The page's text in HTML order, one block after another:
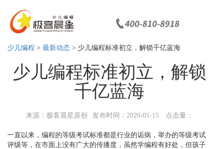
少儿编程 > 最新动态 > 少儿编程标准初立，解锁千亿蓝海
少儿编程标准初立，解锁
千亿蓝海
来源：极客晨星原创 发布时间：2020-01-15 点击量：
一直以来，编程的等级考试标准都是行业的诟病，举办的等级考试
评级等，在市面上没有广大的传播度，虽然学编程有好处，但孩子